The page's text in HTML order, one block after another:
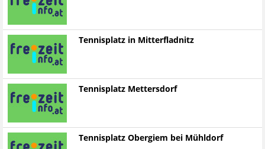
Tennisplatz in Mitterfladnitz
Tennisplatz Mettersdorf
Tennisplatz Obergiem bei Mühldorf